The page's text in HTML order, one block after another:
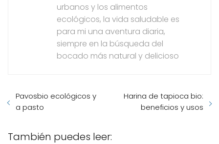
urbanos y los alimentos
ecológicos, la vida saludable es
para mi una aventura diaria,
siempre en la búsqueda del
bocado más natural y delicioso
Pavosbio ecológicos y
a pasto
Harina de tapioca bio:
beneficios y usos
También puedes leer: